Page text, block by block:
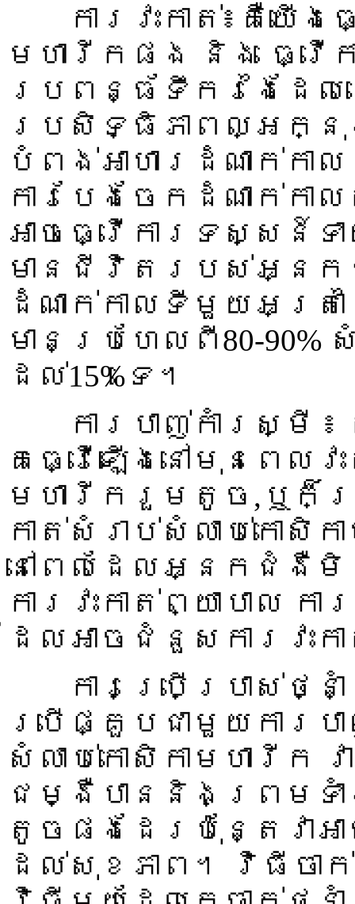
ការវះកាត់៖គឺយើងធ្
មហារីកផង និង ធ្វើ
ប្រពន្ធ័ទឹករងៃដែលន
ប្រសិទ្ធិភាពល្អក្នុ
បំពង់អាហារដំណាក់កា
ការបែងចែកដំណាក់កាល
អាចធ្វើការទស្សន៍ទ
មានជីវិតរបស់អ្នក
ដំណាក់កាលទីមួយអត្រា
មានប្រហែលពី80-
ដល់15%ទេ។
ការបាញ់កាំរស្មី ៖
គេធ្វើឡើងនៅមុនពេល
មហារីករួមតូច,ឬក៏ត្រូ
កាត់សំរាប់សំលាប់កោសិ
នៅពេលដែលអ្នកជំងឺ
ការវះកាត់ព្យាបាល
ដែលអាចជំនួសការវះក
ការប្រើប្រាស់ថ្នាំ
ប្រើផ្គួបជាមួយការប
សំលាប់កោសិកាមហារីក
ជម្ងឺបាននិងព្រមទ
តូចផងដែរប៉ុន្តែវាអ
ដល់សុខភាព។ វិធីចាក់